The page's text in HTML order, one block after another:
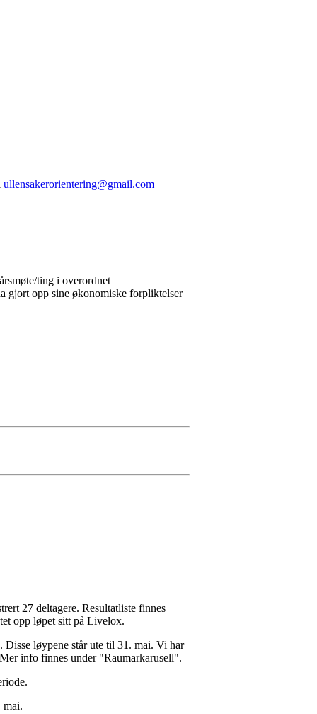
ullensakerorientering@gmail.com
ting i overordnet
gjort opp sine økonomiske forpliktelser
27 deltagere. Resultatliste finnes
opp løpet sitt på Livelox.
løypene står ute til 31. mai. Vi har
info finnes under "Raumarkarusell".
mai.